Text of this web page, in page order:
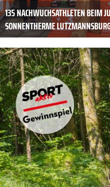
135 NACHWUCHSATHLETEN BEIM
SONNENTHERME